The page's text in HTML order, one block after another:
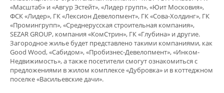
«Масштаб» и «Авгур Эстейт», «Лидер групп», «Юит Московия»,
ФСК «Лидер», ГК «Лексион Девелопмент», ГК «Сова-Холдинг», ГК
«Промингрупп», «Среднерусская строительная компания»,
SEZAR GROUP, компания «КомСтрин», ГК «Глубина» и другие.
Загородное жилье будет представлено такими компаниями, как
Good Wood, «Сабидом», «Пробизнес-Девелопмент», «Инком-
Недвижимость», а также посетители смогут ознакомиться с
предложениями в жилом комплексе «Дубровка» и в коттеджном
поселке «Васильевские дачи».